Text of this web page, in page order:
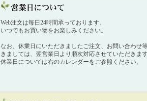
Web注文は毎日24時間承っております。
いつでもお買い物をお楽しみください。
なお、休業日にいただきましたご注文、お問い合わせ
きましては、翌営業日より順次対応させていただきま
休業日については右のカレンダーをご参照ください。